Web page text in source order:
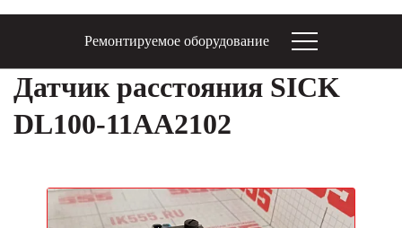
Ремонтируемое оборудование
Датчик расстояния SICK
DL100-11AA2102